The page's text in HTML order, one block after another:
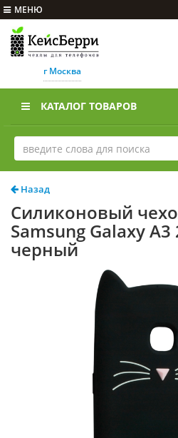
МЕНЮ
г Москва
КАТАЛОГ ТОВАРОВ
Назад
Силиконовый
Samsung Galaxy A3
черный